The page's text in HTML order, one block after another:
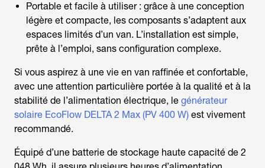
Portable et facile à utiliser : grâce à une conception
légère et compacte, les composants s’adaptent aux
espaces limités d’un van. L’installation est simple,
prête à l’emploi, sans configuration complexe.
Si vous aspirez à une vie en van raffinée et confortable,
avec une attention particulière portée à la qualité et à la
stabilité de l’alimentation électrique, le générateur
solaire EcoFlow DELTA 2 Max (PV 400 W) est vivement
recommandé.
Équipé d’une batterie de stockage haute capacité de 2